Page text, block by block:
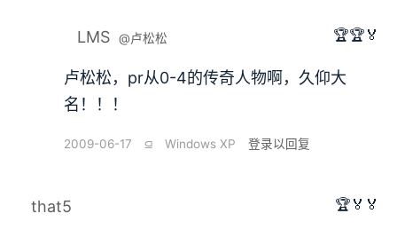
LMS @卢松松 🏆🏆🏅
卢松松，pr从0-4的传奇人物啊，久仰大
名！！！
2009-06-17 ⫑ Windows XP 登录以回复
that5 🏆🏅🏅